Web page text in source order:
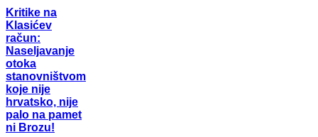
Kritike na
Klasićev
račun:
Naseljavanje
otoka
stanovništvom
koje nije
hrvatsko, nije
palo na pamet
ni Brozu!